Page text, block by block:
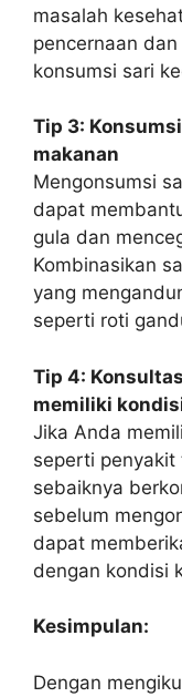
masalah
pencernaan
konsumsi sari
Tip 3:
makanan
Mengonsumsi
dapat
gula dan
Kombinasikan
yang
seperti roti
Tip 4:
memiliki
Jika Anda
seperti
sebaiknya
sebelum
dapat
dengan kondisi
Kesimpulan:
Dengan